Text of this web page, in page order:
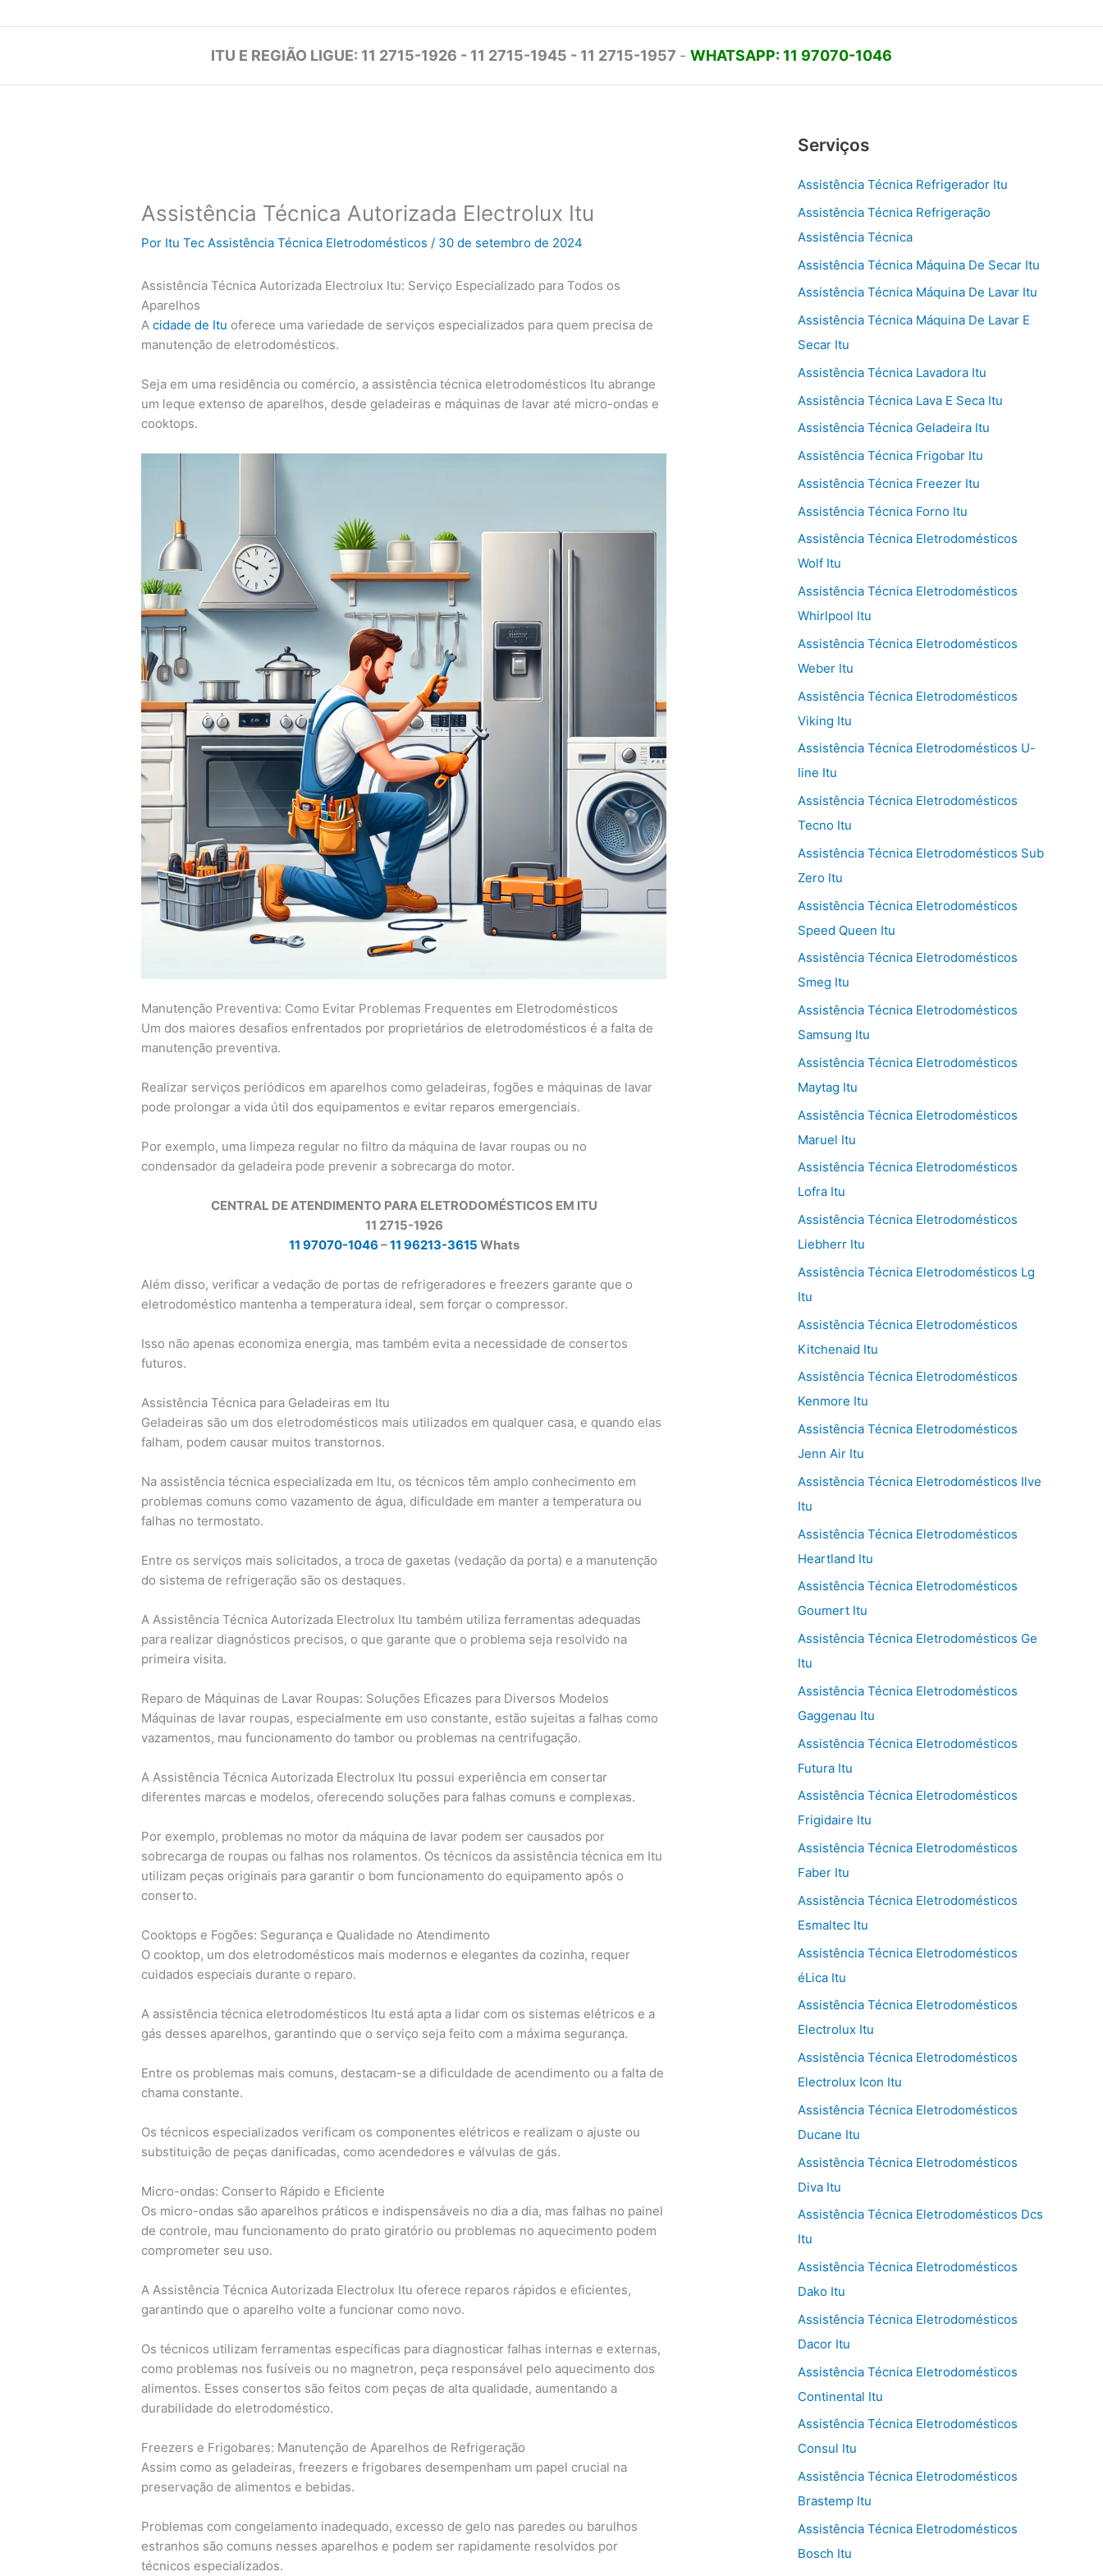
ITU E REGIÃO LIGUE: 11 2715-1926 - 11 2715-1945 - 11 2715-1957 - WHATSAPP: 11 97070-1046
Assistência Técnica Autorizada Electrolux Itu
Por Itu Tec Assistência Técnica Eletrodomésticos/ 30 de setembro de 2024
Assistência Técnica Autorizada Electrolux Itu: Serviço Especializado para Todos os
Aparelhos
Acidade de Itu oferece uma variedade de serviços especializados para quem precisa de
manutenção de eletrodomésticos.
Seja em uma residência ou comércio, a assistência técnica eletrodomésticos Itu abrange
um leque extenso de aparelhos, desde geladeiras e máquinas de lavar até micro-ondas e
cooktops.
Manutenção Preventiva: Como Evitar Problemas Frequentes em Eletrodomésticos
Um dos maiores desafios enfrentados por proprietários de eletrodomésticos é a falta de
manutenção preventiva.
Realizar serviços periódicos em aparelhos como geladeiras, fogões e máquinas de lavar
pode prolongar a vida útil dos equipamentos e evitar reparos emergenciais.
Por exemplo, uma limpeza regular no filtro da máquina de lavar roupas ou no
condensador da geladeira pode prevenir a sobrecarga do motor.
CENTRAL DE ATENDIMENTO PARA ELETRODOMÉSTICOS EM ITU
11 2715-1926
11 97070-1046 –11 96213-3615 Whats
Além disso, verificar a vedação de portas de refrigeradores e freezers garante que o
eletrodoméstico mantenha a temperatura ideal, sem forçar o compressor.
Isso não apenas economiza energia, mas também evita a necessidade de consertos
futuros.
Assistência Técnica para Geladeiras em Itu
Geladeiras são um dos eletrodomésticos mais utilizados em qualquer casa, e quando elas
falham, podem causar muitos transtornos.
Na assistência técnica especializada em Itu, os técnicos têm amplo conhecimento em
problemas comuns como vazamento de água, dificuldade em manter a temperatura ou
falhas no termostato.
Entre os serviços mais solicitados, a troca de gaxetas (vedação da porta) e a manutenção
do sistema de refrigeração são os destaques.
A Assistência Técnica Autorizada Electrolux Itu também utiliza ferramentas adequadas
para realizar diagnósticos precisos, o que garante que o problema seja resolvido na
primeira visita.
Reparo de Máquinas de Lavar Roupas: Soluções Eficazes para Diversos Modelos
Máquinas de lavar roupas, especialmente em uso constante, estão sujeitas a falhas como
vazamentos, mau funcionamento do tambor ou problemas na centrifugação.
A Assistência Técnica Autorizada Electrolux Itu possui experiência em consertar
diferentes marcas e modelos, oferecendo soluções para falhas comuns e complexas.
Por exemplo, problemas no motor da máquina de lavar podem ser causados por
sobrecarga de roupas ou falhas nos rolamentos. Os técnicos da assistência técnica em Itu
utilizam peças originais para garantir o bom funcionamento do equipamento após o
conserto.
Cooktops e Fogões: Segurança e Qualidade no Atendimento
O cooktop, um dos eletrodomésticos mais modernos e elegantes da cozinha, requer
cuidados especiais durante o reparo.
A assistência técnica eletrodomésticos Itu está apta a lidar com os sistemas elétricos e a
gás desses aparelhos, garantindo que o serviço seja feito com a máxima segurança.
Entre os problemas mais comuns, destacam-se a dificuldade de acendimento ou a falta de
chama constante.
Os técnicos especializados verificam os componentes elétricos e realizam o ajuste ou
substituição de peças danificadas, como acendedores e válvulas de gás.
Micro-ondas: Conserto Rápido e Eficiente
Os micro-ondas são aparelhos práticos e indispensáveis no dia a dia, mas falhas no painel
de controle, mau funcionamento do prato giratório ou problemas no aquecimento podem
comprometer seu uso.
A Assistência Técnica Autorizada Electrolux Itu oferece reparos rápidos e eficientes,
garantindo que o aparelho volte a funcionar como novo.
Os técnicos utilizam ferramentas específicas para diagnosticar falhas internas e externas,
como problemas nos fusíveis ou no magnetron, peça responsável pelo aquecimento dos
alimentos. Esses consertos são feitos com peças de alta qualidade, aumentando a
durabilidade do eletrodoméstico.
Freezers e Frigobares: Manutenção de Aparelhos de Refrigeração
Assim como as geladeiras, freezers e frigobares desempenham um papel crucial na
preservação de alimentos e bebidas.
Problemas com congelamento inadequado, excesso de gelo nas paredes ou barulhos
estranhos são comuns nesses aparelhos e podem ser rapidamente resolvidos por
técnicos especializados.
Serviços
Assistência Técnica Refrigerador Itu
Assistência Técnica Refrigeração
Assistência Técnica
Assistência Técnica Máquina De Secar Itu
Assistência Técnica Máquina De Lavar Itu
Assistência Técnica Máquina De Lavar E
Secar Itu
Assistência Técnica Lavadora Itu
Assistência Técnica Lava E Seca Itu
Assistência Técnica Geladeira Itu
Assistência Técnica Frigobar Itu
Assistência Técnica Freezer Itu
Assistência Técnica Forno Itu
Assistência Técnica Eletrodomésticos
Wolf Itu
Assistência Técnica Eletrodomésticos
Whirlpool Itu
Assistência Técnica Eletrodomésticos
Weber Itu
Assistência Técnica Eletrodomésticos
Viking Itu
Assistência Técnica Eletrodomésticos U-
line Itu
Assistência Técnica Eletrodomésticos
Tecno Itu
Assistência Técnica Eletrodomésticos Sub
Zero Itu
Assistência Técnica Eletrodomésticos
Speed Queen Itu
Assistência Técnica Eletrodomésticos
Smeg Itu
Assistência Técnica Eletrodomésticos
Samsung Itu
Assistência Técnica Eletrodomésticos
Maytag Itu
Assistência Técnica Eletrodomésticos
Maruel Itu
Assistência Técnica Eletrodomésticos
Lofra Itu
Assistência Técnica Eletrodomésticos
Liebherr Itu
Assistência Técnica Eletrodomésticos Lg
Itu
Assistência Técnica Eletrodomésticos
Kitchenaid Itu
Assistência Técnica Eletrodomésticos
Kenmore Itu
Assistência Técnica Eletrodomésticos
Jenn Air Itu
Assistência Técnica Eletrodomésticos Ilve
Itu
Assistência Técnica Eletrodomésticos
Heartland Itu
Assistência Técnica Eletrodomésticos
Goumert Itu
Assistência Técnica Eletrodomésticos Ge
Itu
Assistência Técnica Eletrodomésticos
Gaggenau Itu
Assistência Técnica Eletrodomésticos
Futura Itu
Assistência Técnica Eletrodomésticos
Frigidaire Itu
Assistência Técnica Eletrodomésticos
Faber Itu
Assistência Técnica Eletrodomésticos
Esmaltec Itu
Assistência Técnica Eletrodomésticos
éLica Itu
Assistência Técnica Eletrodomésticos
Electrolux Itu
Assistência Técnica Eletrodomésticos
Electrolux Icon Itu
Assistência Técnica Eletrodomésticos
Ducane Itu
Assistência Técnica Eletrodomésticos
Diva Itu
Assistência Técnica Eletrodomésticos Dcs
Itu
Assistência Técnica Eletrodomésticos
Dako Itu
Assistência Técnica Eletrodomésticos
Dacor Itu
Assistência Técnica Eletrodomésticos
Continental Itu
Assistência Técnica Eletrodomésticos
Consul Itu
Assistência Técnica Eletrodomésticos
Brastemp Itu
Assistência Técnica Eletrodomésticos
Bosch Itu